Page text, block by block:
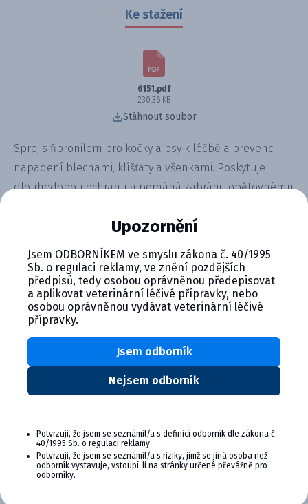
Ke stažení
6151.pdf
230.36 KB
Stáhnout soubor
Sprej s fipronilem pro kočky a psy k léčbě a prevenci
napadení blechami, klíšťaty a všenkami. Poskytuje
dlouhodobou ochranu a pomáhá zabránit opětovnému
CYMEDICA PLUS: VĚRNOST, KTERÁ
Staňte se členem věrnostního programu
Cymedica Plus a získejte exkluzivní výhody pro
Výhody členství v Programu Cymedica
Plus:
Exkluzivní produkty a služby
Upozornění
Jsem ODBORNÍKEM ve smyslu zákona č. 40/1995
Sb. o regulaci reklamy, ve znění pozdějších
předpisů, tedy osobou oprávněnou předepisovat
a aplikovat veterinární léčivé přípravky, nebo
osobou oprávněnou vydávat veterinární léčivé
přípravky.
Nejsem odborník
Jsem odborník
Potvrzuji, že jsem se seznámil/a s definicí odborník dle zákona č.
40/1995 Sb. o regulaci reklamy.
Potvrzuji, že jsem se seznámil/a s riziky, jimž se jiná osoba než
odborník vystavuje, vstoupí-li na stránky určené převážně pro
odborníky.